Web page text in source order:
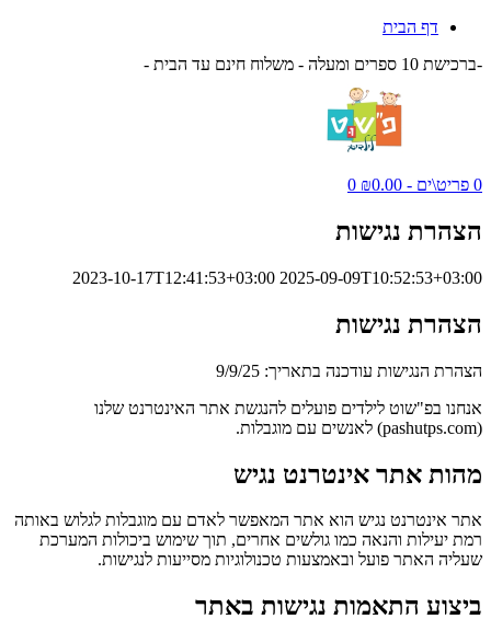
דף הבית
-ברכישת 10 ספרים ומעלה - משלוח חינם עד הבית -
0 פריט\ים - ₪0.00 0
הצהרת נגישות
2023-10-17T12:41:53+03:00 2025-09-09T10:52:53+03:00
הצהרת נגישות
הצהרת הנגישות עודכנה בתאריך: 9/9/25
אנחנו בפ"שוט לילדים פועלים להנגשת אתר האינטרנט שלנו
(pashutps.com) לאנשים עם מוגבלות.
מהות אתר אינטרנט נגיש
אתר אינטרנט נגיש הוא אתר המאפשר לאדם עם מוגבלות לגלוש באותה
רמת יעילות והנאה כמו גולשים אחרים, תוך שימוש ביכולות המערכת
שעליה האתר פועל ובאמצעות טכנולוגיות מסייעות לנגישות.
ביצוע התאמות נגישות באתר